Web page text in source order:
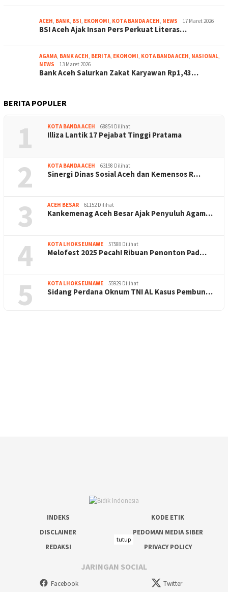
ACEH, BANK, BSI, EKONOMI, KOTA BANDA ACEH, NEWS 17 Maret 2026
BSI Aceh Ajak Insan Pers Perkuat Literas…
AGAMA, BANK ACEH, BERITA, EKONOMI, KOTA BANDA ACEH, NASIONAL,
NEWS
13 Maret 2026
Bank Aceh Salurkan Zakat Karyawan Rp1,43…
BERITA POPULER
1 KOTA BANDA ACEH 68854 Dilihat
Illiza Lantik 17 Pejabat Tinggi Pratama
2 KOTA BANDA ACEH 63198 Dilihat
Sinergi Dinas Sosial Aceh dan Kemensos R…
3 ACEH BESAR 61152 Dilihat
Kankemenag Aceh Besar Ajak Penyuluh Agam…
4 KOTA LHOKSEUMAWE 57588 Dilihat
Melofest 2025 Pecah! Ribuan Penonton Pad…
5 KOTA LHOKSEUMAWE 55929 Dilihat
Sidang Perdana Oknum TNI AL Kasus Pembun…
INDEKS
KODE ETIK
DISCLAIMER
PEDOMAN MEDIA SIBER
REDAKSI
PRIVACY POLICY
JARINGAN SOCIAL
Facebook Twitter
tutup